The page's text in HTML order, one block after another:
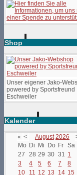
Shop
Unser eigener Jako-
powered by Sportsfreund
Eschweiler
Kalender
« < August 2026
Mo Di Mi Do Fr Sa
27
28 29 30 31 1
3
4 5 6 7 8
10
11 12 13 14 15